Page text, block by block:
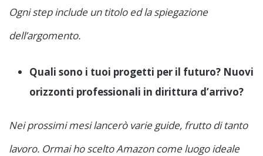
Ogni step include un titolo ed la spiegazione
dell’argomento.
Quali sono i tuoi progetti per il futuro? Nuovi
orizzonti professionali in dirittura d’arrivo?
Nei prossimi mesi lancerò varie guide, frutto di tanto
lavoro. Ormai ho scelto Amazon come luogo ideale